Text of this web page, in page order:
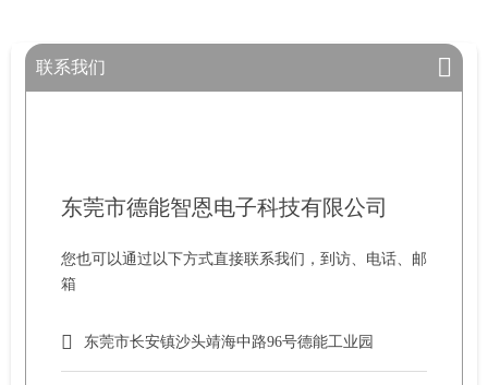
联系我们
东莞市德能智恩电子科技有限公司
您也可以通过以下方式直接联系我们，到访、电话、邮
箱
东莞市长安镇沙头靖海中路96号德能工业园